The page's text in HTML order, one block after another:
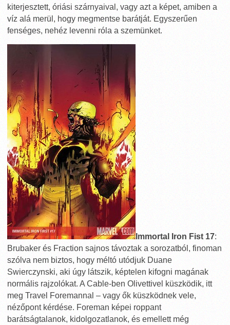
kiterjesztett, óriási szárnyaival, vagy azt a képet, amiben a
víz alá merül, hogy megmentse barátját. Egyszerűen
fenséges, nehéz levenni róla a szemünket.
Immortal Iron Fist 17:
Brubaker és Fraction sajnos távoztak a sorozatból, finoman
szólva nem biztos, hogy méltó utódjuk Duane
Swierczynski, aki úgy látszik, képtelen kifogni magának
normális rajzolókat. A Cable-ben Olivettivel küszködik, itt
meg Travel Foremannal – vagy ők küszködnek vele,
nézőpont kérdése. Foreman képei roppant
barátságtalanok, kidolgozatlanok, és emellett még